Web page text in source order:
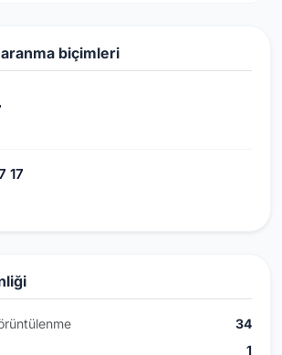
aranma biçimleri
17
34
1